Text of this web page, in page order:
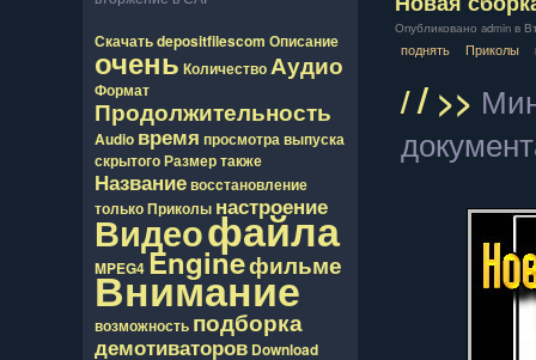
Скачатьdepositfilescom Описание
очень КоличествоАудио
Формат
Продолжительность
Audio время просмотравыпуска
скрытогоРазмертакже
Названиевосcтановление
толькоПриколы настроение
Видеофайла
MPEG4 Engineфильме
Внимание
возможность подборка
демотиваторов Download
Опубликовано admin в
поднять Приколы
// >>